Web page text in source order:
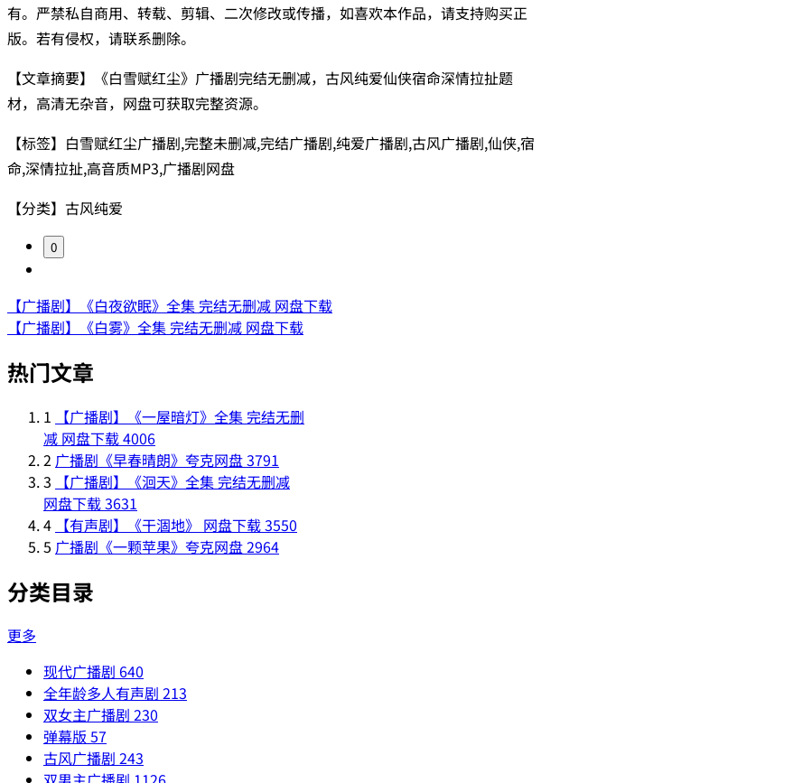
有。严禁私自商用、转载、剪辑、二次修改或传播，如喜欢本作品，请支持购买正
版。若有侵权，请联系删除。
【文章摘要】《白雪赋红尘》广播剧完结无删减，古风纯爱仙侠宿命深情拉扯题
材，高清无杂音，网盘可获取完整资源。
【标签】白雪赋红尘广播剧,完整未删减,完结广播剧,纯爱广播剧,古风广播剧,仙侠,宿
命,深情拉扯,高音质MP3,广播剧网盘
【分类】古风纯爱
0
【广播剧】《白夜欲眠》全集 完结无删减 网盘下载
【广播剧】《白雾》全集 完结无删减 网盘下载
热门文章
1
【广播剧】《一屋暗灯》全集 完结无删
减 网盘下载4006
2 广播剧《早春晴朗》夸克网盘3791
3
【广播剧】《洄天》全集 完结无删减
网盘下载3631
4 【有声剧】《干涸地》 网盘下载3550
5 广播剧《一颗苹果》夸克网盘2964
分类目录
更多
现代广播剧 640
全年龄多人有声剧 213
双女主广播剧 230
弹幕版 57
古风广播剧 243